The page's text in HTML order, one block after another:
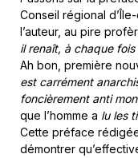
Conseil régional
l’auteur, au pire
il renaît, à chaque
Ah bon, première
est carrément
foncièrement anti
que l’homme a lu les
Cette préface
démontrer